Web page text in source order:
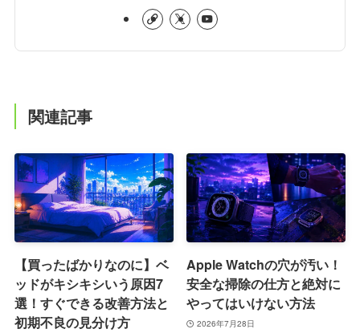
関連記事
【買ったばかりなのに】ベ
ッドがキシキシいう原因7
選！すぐできる改善方法と
初期不良の見分け方
Apple Watchの穴が汚い！
安全な掃除の仕方と絶対に
やってはいけない方法
2026年7月28日